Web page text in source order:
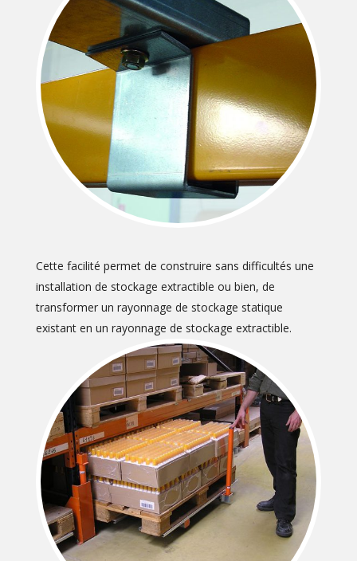
Cette facilité permet de construire sans difficultés une
installation de stockage extractible ou bien, de
transformer un rayonnage de stockage statique
existant en un rayonnage de stockage extractible.